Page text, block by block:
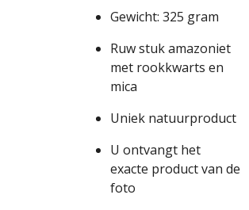
Gewicht: 325 gram
Ruw stuk amazoniet
met rookkwarts en
mica
Uniek natuurproduct
U ontvangt het
exacte product van de
foto